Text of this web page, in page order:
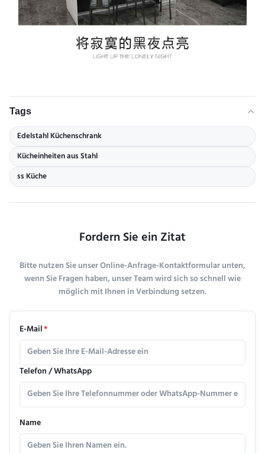
Tags
Edelstahl Küchenschrank
Kücheinheiten aus Stahl
ss Küche
Fordern Sie ein Zitat
Bitte nutzen Sie unser Online-Anfrage-Kontaktformular unten,
wenn Sie Fragen haben, unser Team wird sich so schnell wie
möglich mit Ihnen in Verbindung setzen.
E-Mail*
Telefon / WhatsApp
Name